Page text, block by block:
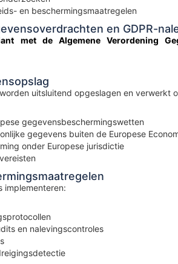
en beschermingsmaatregelen
en GDPR-
met de Algemene Verordening
uitsluitend opgeslagen en verwerkt
gegevensbeschermingswetten
gegevens buiten de Europese
onder Europese jurisdictie
implementeren:
en nalevingscontroles